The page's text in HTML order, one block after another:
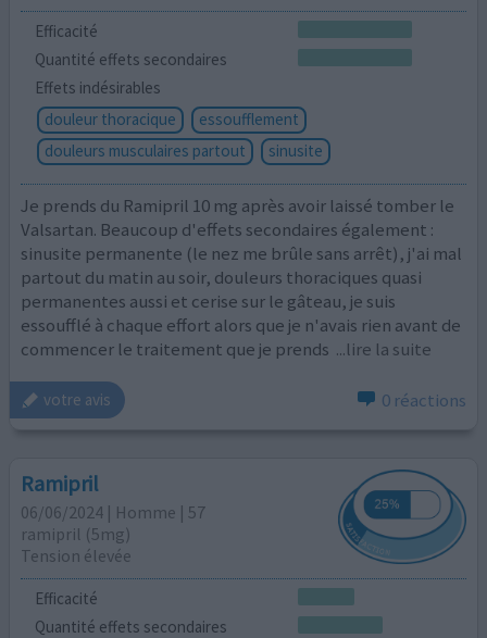
Efficacité
Quantité effets secondaires
Effets indésirables
douleur thoracique
essoufflement
douleurs musculaires partout
sinusite
Je prends du Ramipril 10 mg après avoir laissé tomber le
Valsartan. Beaucoup d'effets secondaires également :
sinusite permanente (le nez me brûle sans arrêt), j'ai mal
partout du matin au soir, douleurs thoraciques quasi
permanentes aussi et cerise sur le gâteau, je suis
essoufflé à chaque effort alors que je n'avais rien avant de
commencer le traitement que je prends ...lire la suite
votre avis 0 réactions
Ramipril
06/06/2024 | Homme | 57
ramipril (5mg)
Tension élevée
Efficacité
Quantité effets secondaires